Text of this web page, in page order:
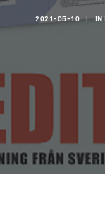
2021-05-10 | IN